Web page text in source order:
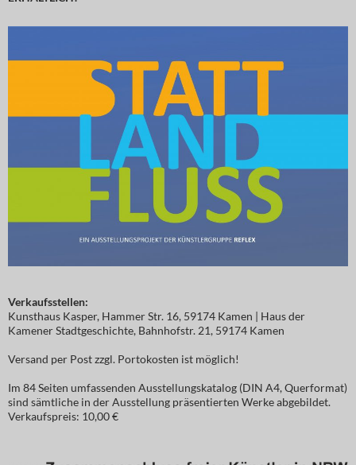
Verkaufsstellen:
Kunsthaus Kasper, Hammer Str. 16, 59174 Kamen | Haus der
Kamener Stadtgeschichte, Bahnhofstr. 21, 59174 Kamen
Versand per Post zzgl. Portokosten ist möglich!
Im 84 Seiten umfassenden Ausstellungskatalog (DIN A4, Querformat)
sind sämtliche in der Ausstellung präsentierten Werke abgebildet.
Verkaufspreis: 10,00 €